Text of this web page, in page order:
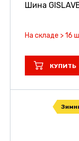
Шина
На складе > 16
КУПИТЬ